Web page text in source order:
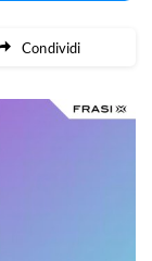
Condividi